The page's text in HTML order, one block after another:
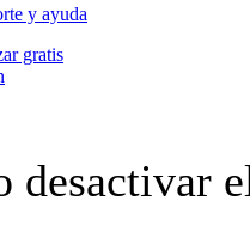
y ayuda
gratis
desactivar